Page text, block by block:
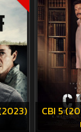
CBI 5